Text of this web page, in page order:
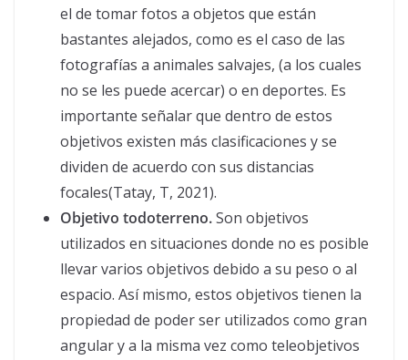
el de tomar fotos a objetos que están
bastantes alejados, como es el caso de las
fotografías a animales salvajes, (a los cuales
no se les puede acercar) o en deportes. Es
importante señalar que dentro de estos
objetivos existen más clasificaciones y se
dividen de acuerdo con sus distancias
focales(Tatay, T, 2021).
Objetivo todoterreno.Son objetivos
utilizados en situaciones donde no es posible
llevar varios objetivos debido a su peso o al
espacio. Así mismo, estos objetivos tienen la
propiedad de poder ser utilizados como gran
angular y a la misma vez como teleobjetivos